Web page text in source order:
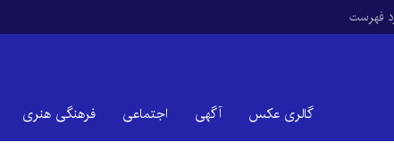
فهرست
گالری عکس آگهی اجتماعی فرهنگی هنری